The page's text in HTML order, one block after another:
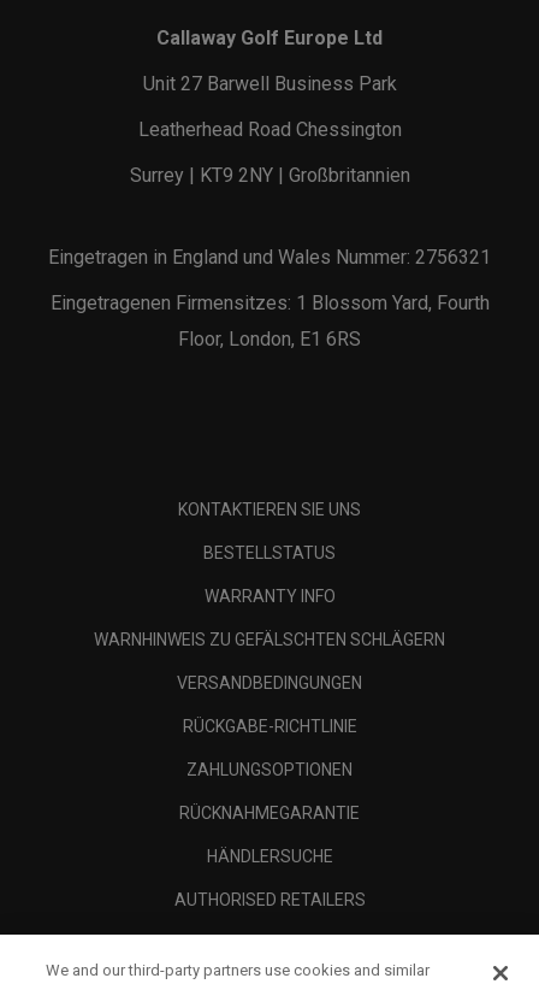
Callaway Golf Europe Ltd
Unit 27 Barwell Business Park
Leatherhead Road Chessington
Surrey | KT9 2NY | Großbritannien
Eingetragen in England und Wales Nummer: 2756321
Eingetragenen Firmensitzes: 1 Blossom Yard, Fourth
Floor, London, E1 6RS
KONTAKTIEREN SIE UNS
BESTELLSTATUS
WARRANTY INFO
WARNHINWEIS ZU GEFÄLSCHTEN SCHLÄGERN
VERSANDBEDINGUNGEN
RÜCKGABE-RICHTLINIE
ZAHLUNGSOPTIONEN
RÜCKNAHMEGARANTIE
HÄNDLERSUCHE
AUTHORISED RETAILERS
We and our third-party partners use cookies and similar